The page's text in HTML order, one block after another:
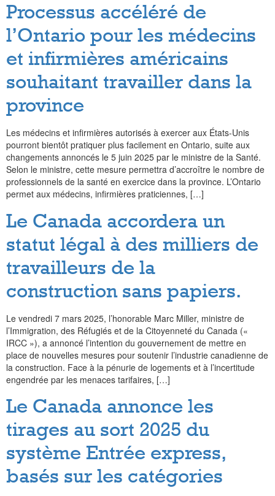
Processus accéléré de
l’Ontario pour les médecins
et infirmières américains
souhaitant travailler dans la
province
Les médecins et infirmières autorisés à exercer aux États-Unis
pourront bientôt pratiquer plus facilement en Ontario, suite aux
changements annoncés le 5 juin 2025 par le ministre de la Santé.
Selon le ministre, cette mesure permettra d’accroître le nombre de
professionnels de la santé en exercice dans la province. L’Ontario
permet aux médecins, infirmières praticiennes, […]
Le Canada accordera un
statut légal à des milliers de
travailleurs de la
construction sans papiers.
Le vendredi 7 mars 2025, l’honorable Marc Miller, ministre de
l’Immigration, des Réfugiés et de la Citoyenneté du Canada («
IRCC »), a annoncé l’intention du gouvernement de mettre en
place de nouvelles mesures pour soutenir l’industrie canadienne de
la construction. Face à la pénurie de logements et à l’incertitude
engendrée par les menaces tarifaires, […]
Le Canada annonce les
tirages au sort 2025 du
système Entrée express,
basés sur les catégories